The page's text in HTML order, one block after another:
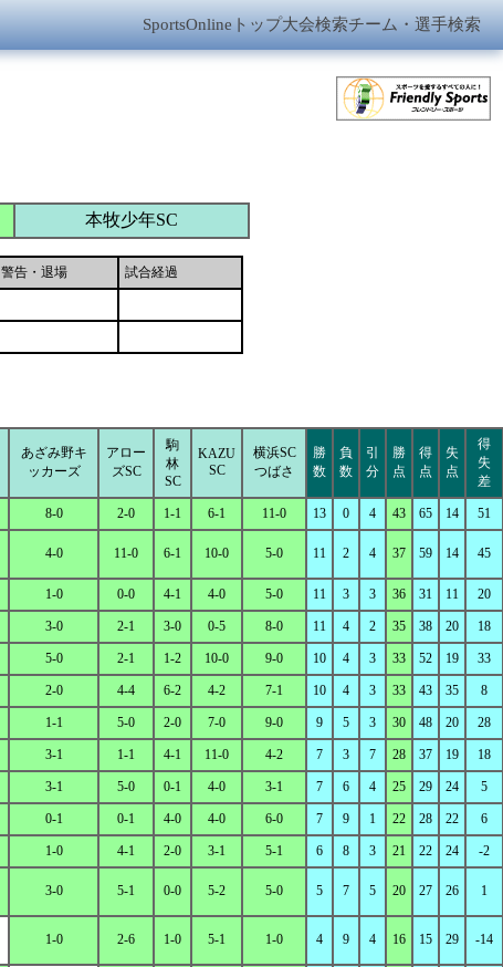
SportsOnlineトップ大会検索チーム・選手検索
本牧少年SC
警告・退場 試合経過
あざみ野キ
ッカーズ
アロー
ズSC
駒
林
SC
KAZU
SC
横浜SC
つばさ
勝
数
負
数
引
分
勝
点
得
点
失
点
得
失
差
8-0 2-0 1-1 6-1 11-0 13 0 4 43 65 14 51
4-0 11-0 6-1 10-0 5-0 11 2 4 37 59 14 45
1-0 0-0 4-1 4-0 5-0 11 3 3 36 31 11 20
3-0 2-1 3-0 0-5 8-0 11 4 2 35 38 20 18
5-0 2-1 1-2 10-0 9-0 10 4 3 33 52 19 33
2-0 4-4 6-2 4-2 7-1 10 4 3 33 43 35 8
1-1 5-0 2-0 7-0 9-0 9 5 3 30 48 20 28
3-1 1-1 4-1 11-0 4-2 7 3 7 28 37 19 18
3-1 5-0 0-1 4-0 3-1 7 6 4 25 29 24 5
0-1 0-1 4-0 4-0 6-0 7 9 1 22 28 22 6
1-0 4-1 2-0 3-1 5-1 6 8 3 21 22 24 -2
3-0 5-1 0-0 5-2 5-0 5 7 5 20 27 26 1
1-0 2-6 1-0 5-1 1-0 4 9 4 16 15 29 -14